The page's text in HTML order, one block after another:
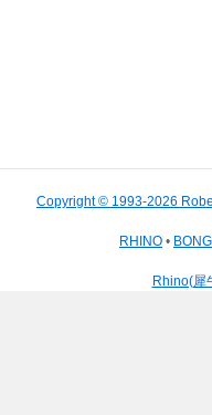
Copyright © 1993-2026
RHINO •
Rhino(犀